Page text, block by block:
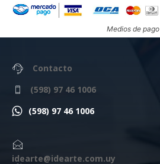
Medios de pago
Contacto
(598) 97 46 1006
(598) 97 46 1006
idearte@idearte.com.uy